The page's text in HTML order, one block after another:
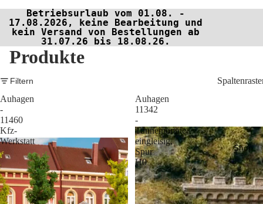
Shop
Betriebsurlaub vom 01.08. -
17.08.2026, keine Bearbeitung und
kein Versand von Bestellungen ab
31.07.26 bis 18.08.26.
Produkte
Filtern
Auhagen
-
11460
Kfz-
Werkstatt
Auhagen
11342
-
Tunnelportale
eingleisig,
Spur
H0